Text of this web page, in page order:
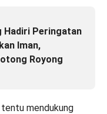
Hadiri Peringatan
Iman,
Royong
mendukung